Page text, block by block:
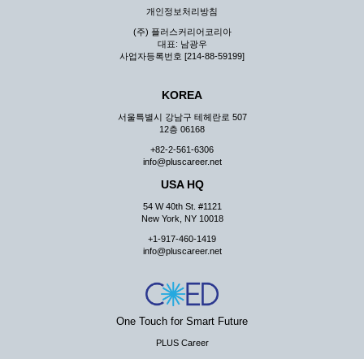
③ 회사는 이용자로부터 제기되는 의견이나 불만이 정당하
다고 인정할 경우에는 즉시 처리하여야 하며, 즉시 처리가
곤란한 경우 그 처리를 위해 노력해야 합니다.
① 회원은 ID와 비밀 번호에 관한 모든 관리의 책임이 있으
며 자신의 ID가 부정하게 사용된 경우, 이용자는 반드시 회
사에 그 사실을 통보해야 합니다.
② 회원은 이용신청서의 기재내용 중 변경된 내용이 있는 경
우 서비스를 통하여 그 내용을 회사에 통지하여야 합니다.
③ 다른 회원의 ID와 비밀번호를 부당하게 사용하는 행위를
④ 회원은 회사의 서비스에서 타 사이트의 홍보행위를 하지
작권을 포함한 지적 재산권을 침해 할 수 있는 행동을 하지
영리 행위도 할 수 없습니다.
⑥ 회원은 관계법령, 약관의 규정, 이용안내 및 주의사항 등
회사가 통지하는 사항을 준수하여야 하며, 기타 회사의 업무
에 방해되는 행위를 하여서는 아니 됩니다.
개인정보처리방침
(주) 플러스커리어코리아
대표: 남광우
사업자등록번호 [214-88-59199]
KOREA
서울특별시 강남구 테헤란로 507
12층 06168
+82-2-561-6306
info@pluscareer.net
USA HQ
54 W 40th St. #1121
New York, NY 10018
+1-917-460-1419
info@pluscareer.net
One Touch for Smart Future
PLUS Career